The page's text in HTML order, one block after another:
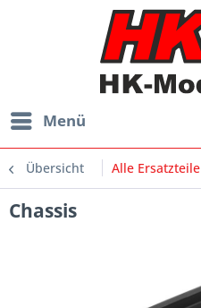
Menü
Übersicht Alle Ersatzteile
Chassis